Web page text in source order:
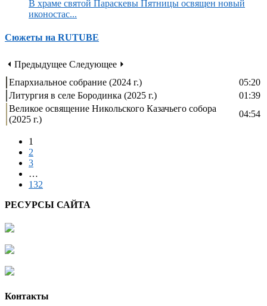
В храме святой Параскевы Пятницы освящен новый
иконостас...
Сюжеты на RUTUBE
⏴ Предыдущее Следующее ⏵
Епархиальное собрание (2024 г.)
05:20
Литургия в селе Бородинка (2025 г.)
01:39
Великое освящение Никольского Казачьего собора
(2025 г.)
04:54
1
2
3
…
132
РЕСУРСЫ САЙТА
Контакты